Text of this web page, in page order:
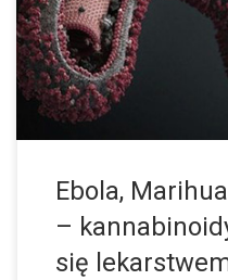
wspomagające układ
nas od infekcji wirusowych,
Ebola,
–
się